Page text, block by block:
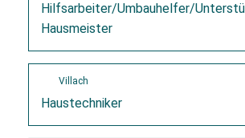
Hilfsarbeiter/Umbauhelfer/
Hausmeister
Villach
Haustechniker